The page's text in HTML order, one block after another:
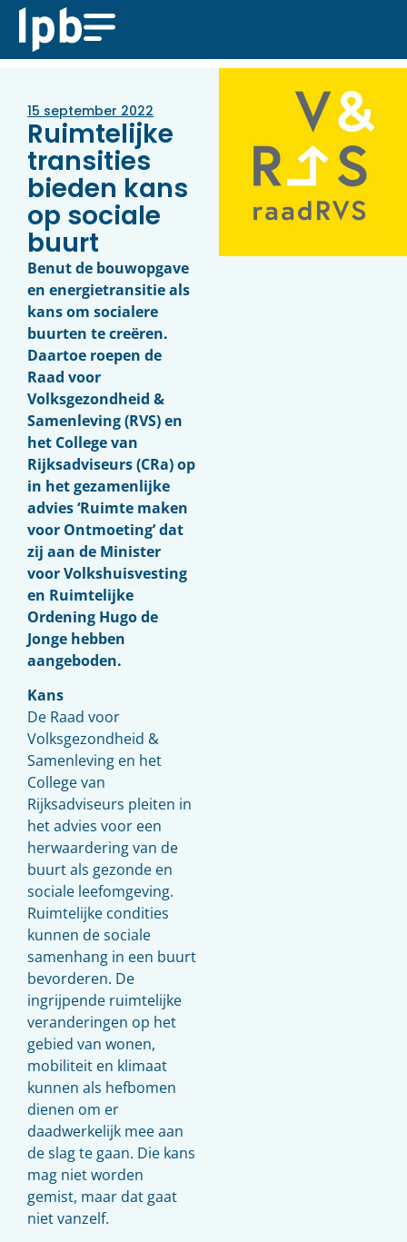
15 september 2022
Ruimtelijke
transities
bieden kans
op sociale
buurt
Benut de bouwopgave
en energietransitie als
kans om socialere
buurten te creëren.
Daartoe roepen de
Raad voor
Volksgezondheid &
Samenleving (RVS) en
het College van
Rijksadviseurs (CRa) op
in het gezamenlijke
advies ‘Ruimte maken
voor Ontmoeting’ dat
zij aan de Minister
voor Volkshuisvesting
en Ruimtelijke
Ordening Hugo de
Jonge hebben
aangeboden.
Kans
De Raad voor
Volksgezondheid &
Samenleving en het
College van
Rijksadviseurs pleiten in
het advies voor een
herwaardering van de
buurt als gezonde en
sociale leefomgeving.
Ruimtelijke condities
kunnen de sociale
samenhang in een buurt
bevorderen. De
ingrijpende ruimtelijke
veranderingen op het
gebied van wonen,
mobiliteit en klimaat
kunnen als hefbomen
dienen om er
daadwerkelijk mee aan
de slag te gaan. Die kans
mag niet worden
gemist, maar dat gaat
niet vanzelf.